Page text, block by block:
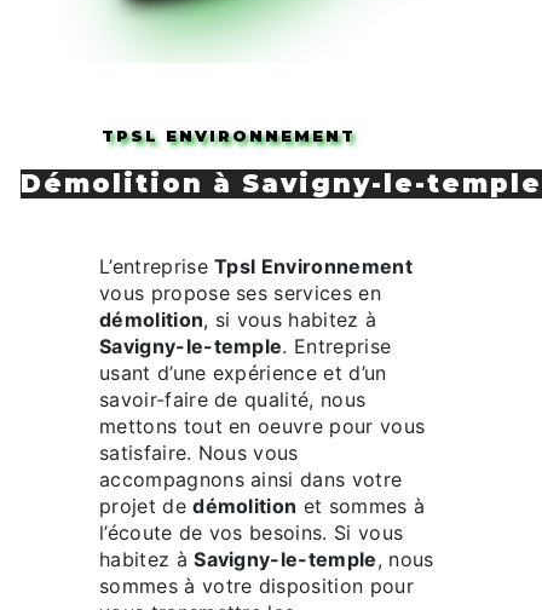
TPSL ENVIRONNEMENT
démolition à Savigny-le-temple
L’entrepriseTpsl Environnement
vous propose ses services en
démolition, si vous habitez à
Savigny-le-temple. Entreprise
usant d’une expérience et d’un
savoir-faire de qualité, nous
mettons tout en oeuvre pour vous
satisfaire. Nous vous
accompagnons ainsi dans votre
projet dedémolition et sommes à
l’écoute de vos besoins. Si vous
habitez àSavigny-le-temple, nous
sommes à votre disposition pour